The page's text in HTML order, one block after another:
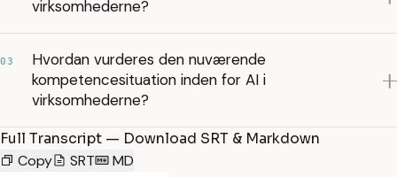
virksomhederne?
03
Hvordan vurderes den nuværende
kompetencesituation inden for AI i
virksomhederne?
Full Transcript — Download SRT & Markdown
Copy
SRT MD